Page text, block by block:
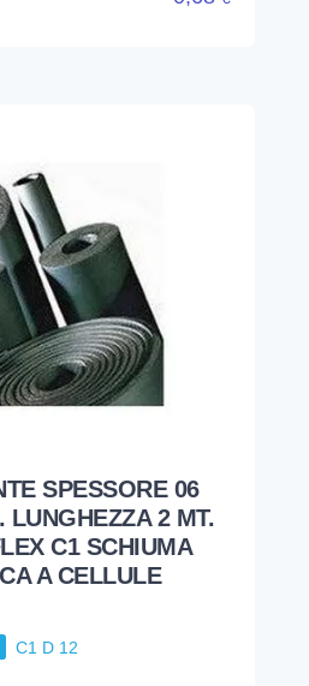
SPESSORE 06
2 MT.
C1 SCHIUMA
A CELLULE
C1 D 12